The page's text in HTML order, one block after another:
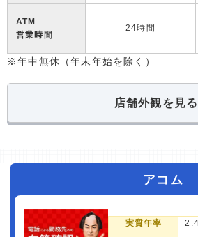
ATM
営業時間
24時間
※年中無休（年末年始を除く）
店舗外観を見る
アコム
実質年率